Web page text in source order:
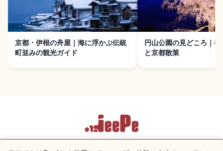
京都・伊根の舟屋｜海に浮かぶ伝統
町並みの観光ガイド
円山公園の見どころ｜
と京都散策